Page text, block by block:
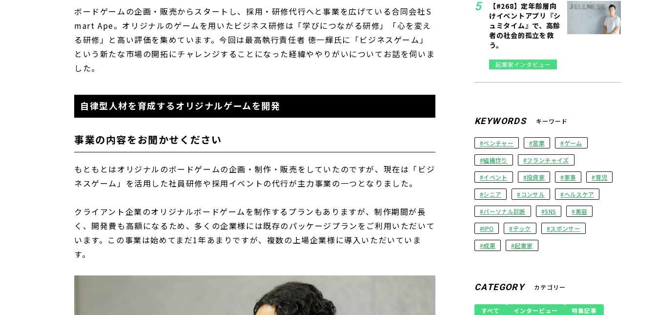
ボードゲームの企画・販売からスタートし、採用・研修代行へと事業を広げている合同会社S
mart Ape。オリジナルのゲームを用いたビジネス研修は「学びにつながる研修」「心を変え
る研修」と高い評価を集めています。今回は最高執行責任者 徳一輝氏に「ビジネスゲーム」
という新たな市場の開拓にチャレンジすることになった経緯ややりがいについてお話を伺いま
した。
自律型人材を育成するオリジナルゲームを開発
事業の内容をお聞かせください
もともとはオリジナルのボードゲームの企画・制作・販売をしていたのですが、現在は「ビジ
ネスゲーム」を活用した社員研修や採用イベントの代行が主力事業の一つとなりました。
クライアント企業のオリジナルボードゲームを制作するプランもありますが、制作期間が長
く、開発費も高額になるため 、多くの企業様には既存のパッケージプランをご利用いただいて
います。この事業は始めてまだ1年あまりですが、複数の上場企業様に導入いただいていま
す。
【#268】定年齢層向
けイベントアプリ『シ
ュミタイム』で、高齢
者の社会的孤立を救
う。
起業家インタビュー
KEYWORDS キーワード
ベンチャー 営業 ゲーム
組織作り フランチャイズ
イベント 投資家 家事 育児
シニア コンサル ヘルスケア
パーソナル診断 SNS 美容
IPO テック スポンサー
成果 起業家
CATEGORY カテゴリー
すべて インタービュー
特集記事